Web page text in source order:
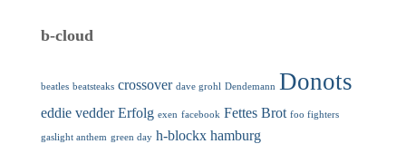
b-cloud
beatles beatsteaks crossover dave grohl Dendemann Donots
eddie vedder Erfolg exen facebook Fettes Brot foo fighters
gaslight anthem green day h-blockx hamburg